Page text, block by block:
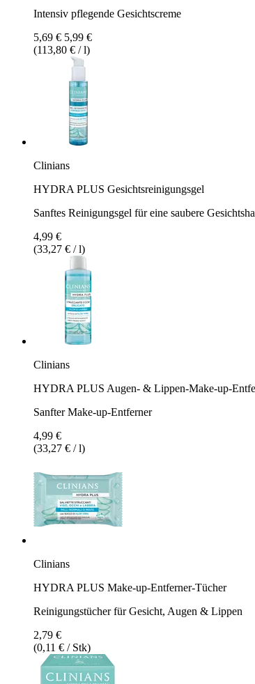
Intensiv pflegende Gesichtscreme
5,69 € 5,99 €
(113,80 € / l)
Clinians
HYDRA PLUS Gesichtsreinigungsgel
Sanftes Reinigungsgel für eine saubere
4,99 €
(33,27 € / l)
Clinians
HYDRA PLUS Augen- & Lippen-Make-up-
Sanfter Make-up-Entferner
4,99 €
(33,27 € / l)
Clinians
HYDRA PLUS Make-up-Entferner-Tücher
Reinigungstücher für Gesicht, Augen & Lippen
2,79 €
(0,11 € / Stk)